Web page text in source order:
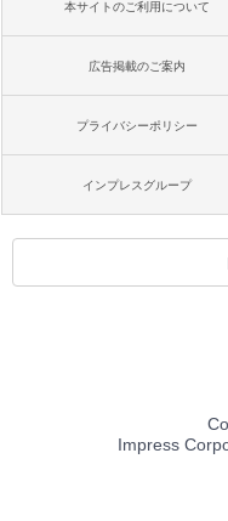
本サイトのご利用について
広告掲載のご案内
プライバシーポリシー
インプレスグループ
Impress